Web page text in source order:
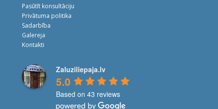
Pasūtīt konsultāciju
Privātuma politika
Sadarbība
Galereja
Kontakti
Zaluziliepaja.lv
5.0
Based on 43 reviews